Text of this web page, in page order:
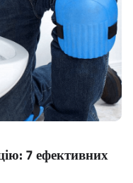
7 ефективних